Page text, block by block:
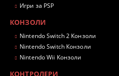
Игри за PSP
КОНЗОЛИ
Nintendo Switch 2 Конзоли
Nintendo Switch Конзоли
Nintendo Wii Конзоли
КОНТРОЛЕРИ